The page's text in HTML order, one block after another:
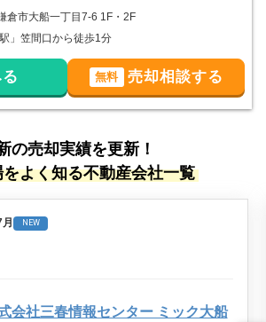
倉市大船一丁目7-6 1F・2F
」笠間口から徒歩1分
無料 売却相談する
の売却実績を更新！
よく知る不動産会社一覧
NEW
会社三春情報センター ミック大船